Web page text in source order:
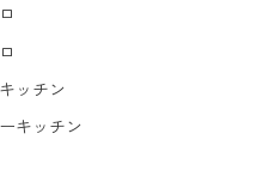
ッチン
キッチン